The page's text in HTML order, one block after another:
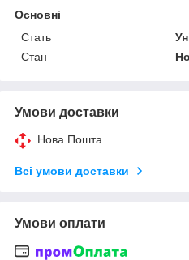
Основні
Стать
Стан
Умови доставки
Нова Пошта
Всі умови доставки
Умови оплати